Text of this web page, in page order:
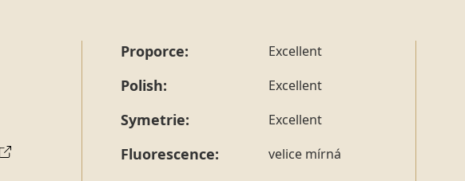
Proporce: Excellent
Polish: Excellent
Symetrie: Excellent
Fluorescence: velice mírná